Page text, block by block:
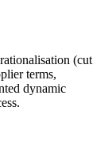
(cut
terms,
dynamic